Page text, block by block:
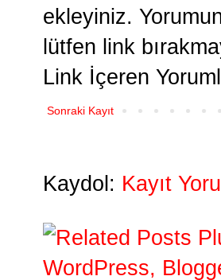
ekleyiniz.
lütfen link
Link İçeren
Sonraki Kayıt
Kaydol: Kayıt